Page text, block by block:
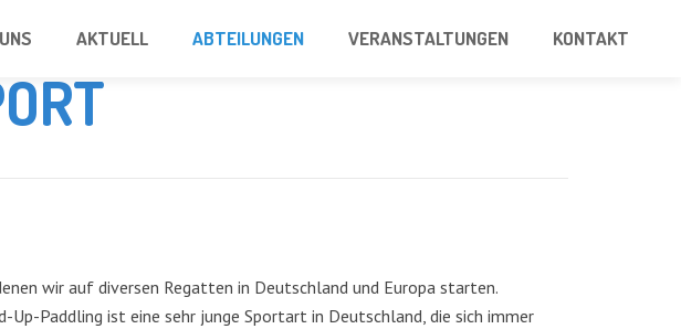
AKTUELL ABTEILUNGEN VERANSTALTUNGEN KONTAKT
wir auf diversen Regatten in Deutschland und Europa starten.
Up-Paddling ist eine sehr junge Sportart in Deutschland, die sich immer